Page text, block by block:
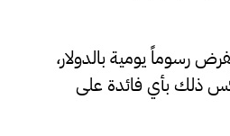
رسوماً يومية بالدولار،
ذلك بأي فائدة على